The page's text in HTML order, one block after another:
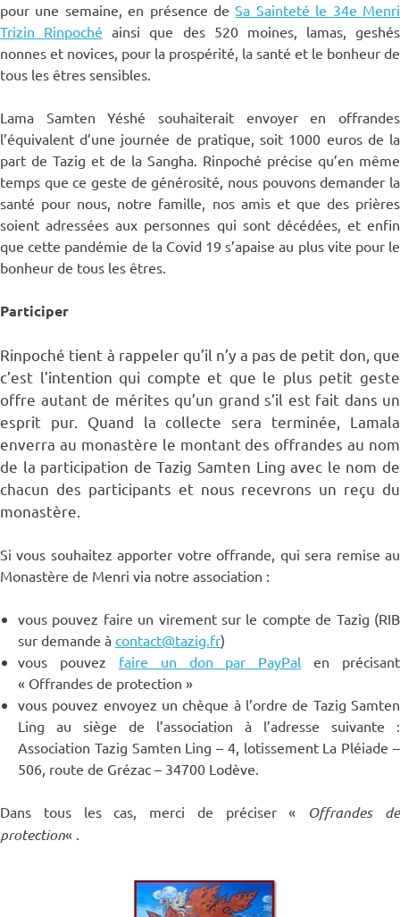
pour une semaine, en présence deSa Sainteté le 34e Menri
Trizin Rinpoché ainsi que des 520 moines, lamas, geshés
nonnes et novices, pour la prospérité, la santé et le bonheur de
tous les êtres sensibles.
Lama Samten Yéshé souhaiterait envoyer en offrandes
l’équivalent d’une journée de pratique, soit 1000 euros de la
part de Tazig et de la Sangha. Rinpoché précise qu’en même
temps que ce geste de générosité, nous pouvons demander la
santé pour nous, notre famille, nos amis et que des prières
soient adressées aux personnes qui sont décédées, et enfin
que cette pandémie de la Covid 19 s’apaise au plus vite pour le
bonheur de tous les êtres.
Participer
Rinpoché tient à rappeler qu’il n’y a pas de petit don, que
c’est l’intention qui compte et que le plus petit geste
offre autant de mérites qu’un grand s’il est fait dans un
esprit pur. Quand la collecte sera terminée, Lamala
enverra au monastère le montant des offrandes au nom
de la participation de Tazig Samten Ling avec le nom de
chacun des participants et nous recevrons un reçu du
monastère.
Si vous souhaitez apporter votre offrande, qui sera remise au
Monastère de Menri via notre association :
vous pouvez faire un virement sur le compte de Tazig (RIB
sur demande à contact@tazig.fr)
vous pouvez faire un don par PayPal en précisant
« Offrandes de protection »
vous pouvez envoyez un chèque à l’ordre de Tazig Samten
Ling au siège de l’association à l’adresse suivante :
Association Tazig Samten Ling – 4, lotissement La Pléiade –
506, route de Grézac – 34700 Lodève.
Dans tous les cas, merci de préciser « Offrandes de
protection« .